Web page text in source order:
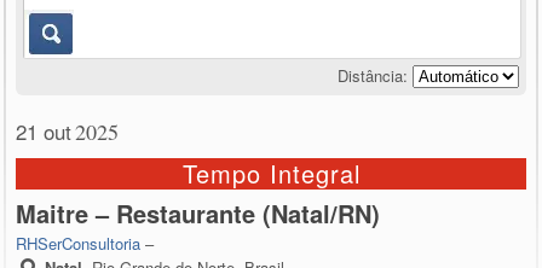
Distância:
21 out2025
Tempo Integral
Maitre – Restaurante (Natal/RN)
RHSerConsultoria –